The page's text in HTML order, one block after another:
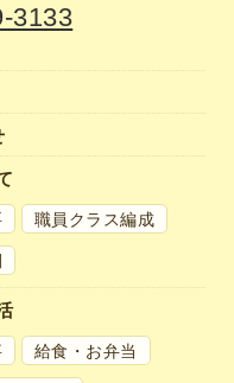
3133
職員クラス編成
給食・お弁当